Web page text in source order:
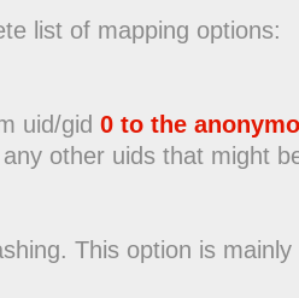
list of mapping options:
uid/gid 0 to the
other uids that might
This option is